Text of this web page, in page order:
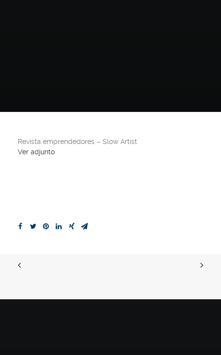
Revista emprendedores – Slow Artist
Ver adjunto